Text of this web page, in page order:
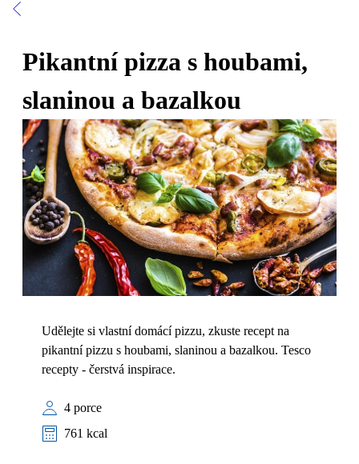
Pikantní pizza s houbami,
slaninou a bazalkou
Udělejte si vlastní domácí pizzu, zkuste recept na
pikantní pizzu s houbami, slaninou a bazalkou. Tesco
recepty - čerstvá inspirace.
4 porce
761 kcal